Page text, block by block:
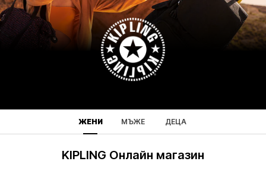
ЖЕНИ МЪЖЕ ДЕЦА
KIPLING Онлайн магазин